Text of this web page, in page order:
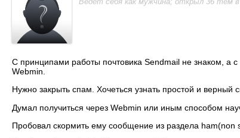
С принципами работы почтовика Sendmail не знаком, а
Webmin.
Нужно закрыть спам. Хочеться узнать простой и верный
Думал получиться через Webmin или иным способом
Пробовал скормить ему сообщение из раздела